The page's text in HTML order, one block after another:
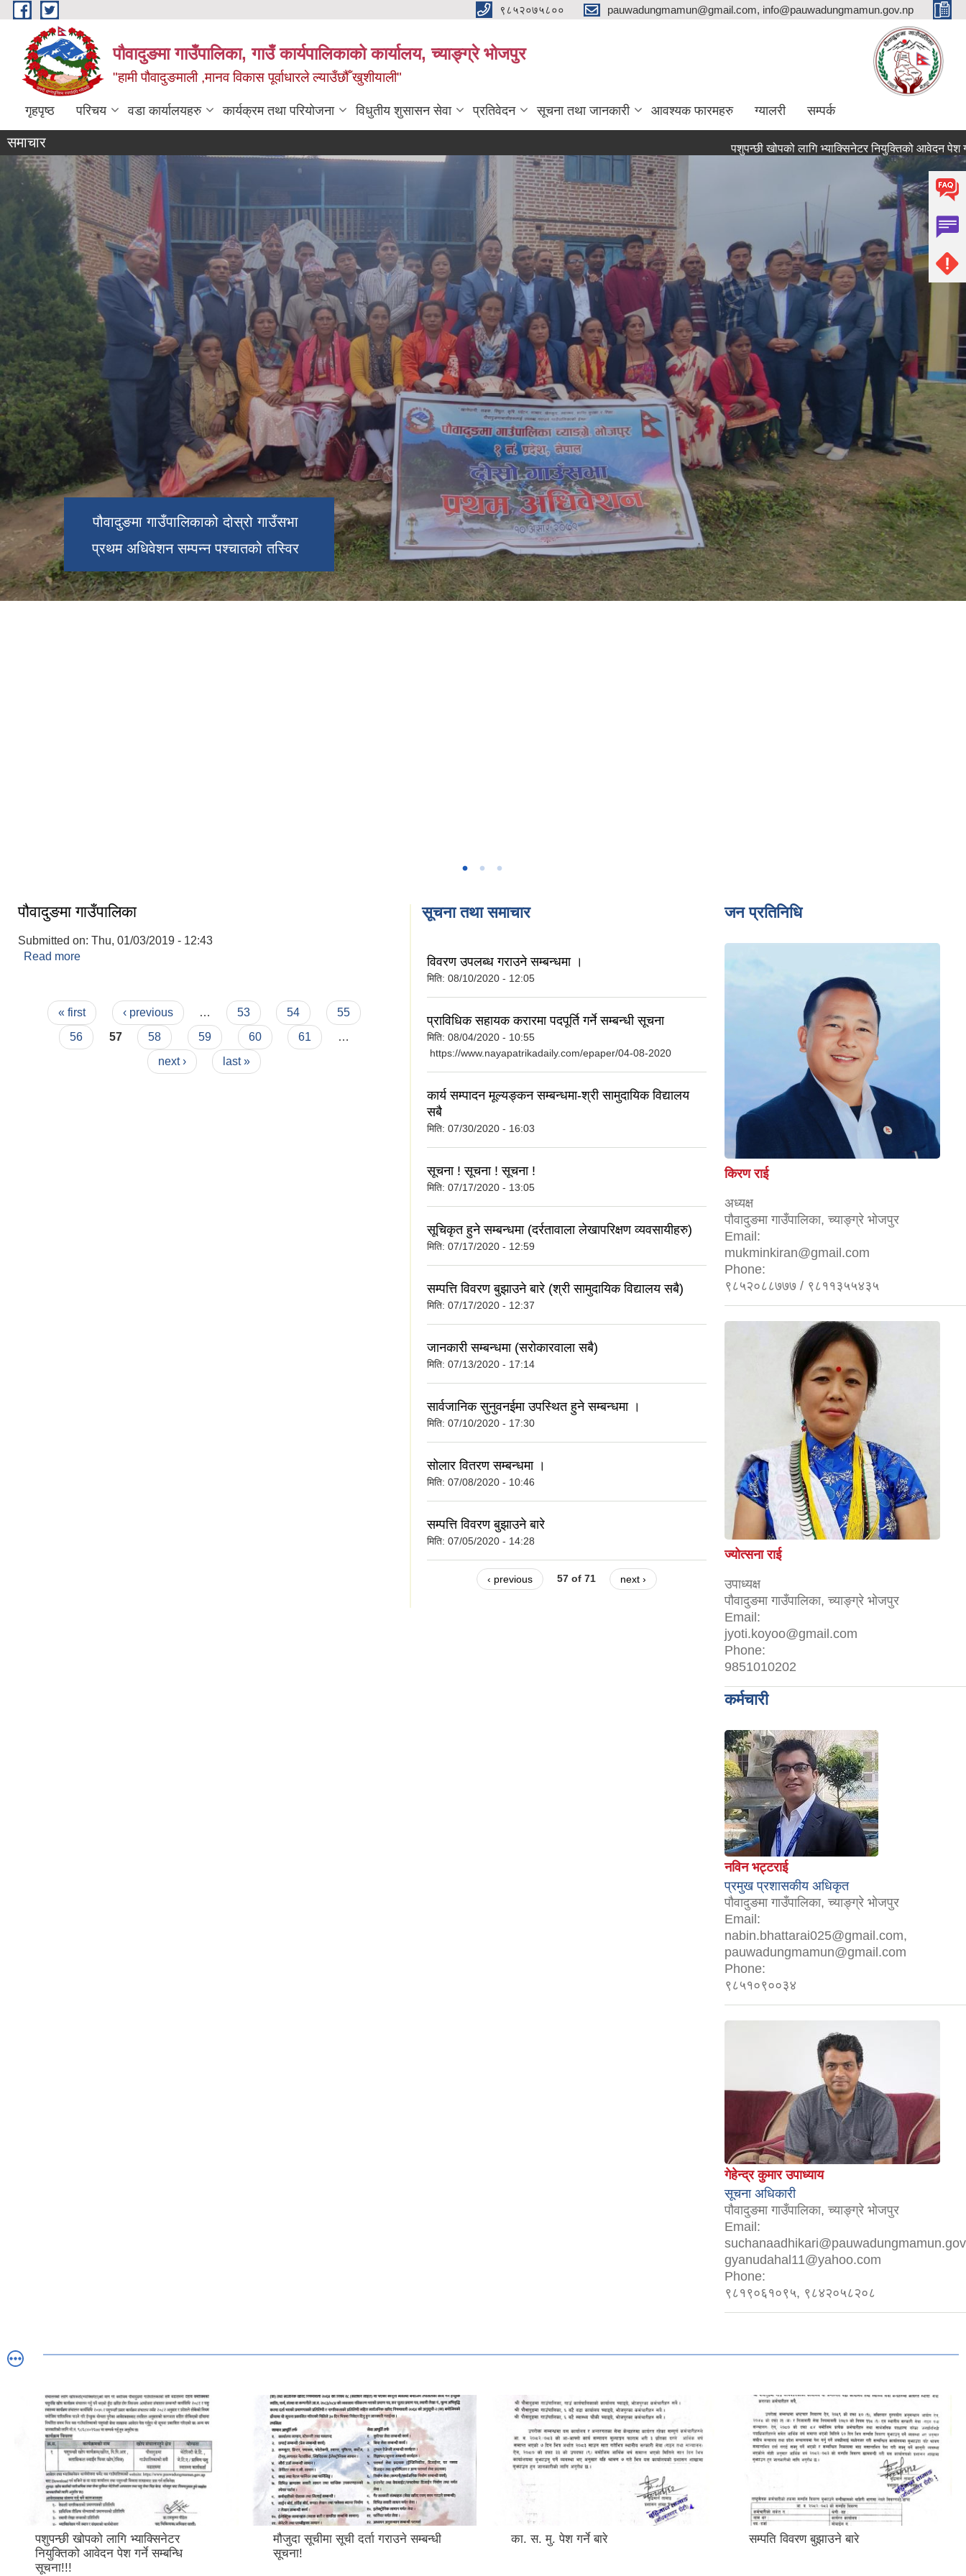
Skip to main content ९८५२०७५८०० pauwadungmamun@gmail.com, info@pauwadungmamun.gov.np
पौवादुङमा गाउँपालिका, गाउँ कार्यपालिकाको कार्यालय, च्याङ्ग्रे भोजपुर
"हामी पौवादुङमाली ,मानव विकास पूर्वाधारले ल्याउँछौँ खुशीयाली"
गृहपृष्ठ परिचय वडा कार्यालयहरु कार्यक्रम तथा परियोजना विधुतीय शुसासन सेवा प्रतिवेदन सूचना तथा जानकारी आवश्यक फारमहरु ग्यालरी सम्पर्क
समाचार पशुपन्छी खोपको लागि भ्याक्सिनेटर नियुक्तिको आवेदन पेश गर्ने
पौवादुङमा गाउँपालिकाको दोस्रो गाउँसभा
प्रथम अधिवेशन सम्पन्न पश्चातको तस्विर
च्याङ्ग्रे पोखरी।
पौवादुङमा गाउँपालिका
Submitted on: Thu, 01/03/2019 - 12:43
Read more
Pages
« first ‹ previous … 53 54
55
56
57 58 59 60 61
…
next ›
last »
सूचना तथा समाचार
विवरण उपलब्ध गराउने सम्बन्धमा ।
मिति: 08/10/2020 - 12:05
प्राविधिक सहायक करारमा पदपूर्ति गर्ने सम्बन्धी सूचना
मिति: 08/04/2020 - 10:55
https://www.nayapatrikadaily.com/epaper/04-08-2020
कार्य सम्पादन मूल्यङ्कन सम्बन्धमा-श्री सामुदायिक विद्यालय
सबै
मिति: 07/30/2020 - 16:03
सूचना ! सूचना ! सूचना !
मिति: 07/17/2020 - 13:05
सूचिकृत हुने सम्बन्धमा (दर्रतावाला लेखापरिक्षण व्यवसायीहरु)
मिति: 07/17/2020 - 12:59
सम्पत्ति विवरण बुझाउने बारे (श्री सामुदायिक विद्यालय सबै)
मिति: 07/17/2020 - 12:37
जानकारी सम्बन्धमा (सरोकारवाला सबै)
मिति: 07/13/2020 - 17:14
सार्वजानिक सुनुवनईमा उपस्थित हुने सम्बन्धमा ।
मिति: 07/10/2020 - 17:30
सोलार वितरण सम्बन्धमा ।
मिति: 07/08/2020 - 10:46
सम्पत्ति विवरण बुझाउने बारे
मिति: 07/05/2020 - 14:28
‹ previous 57 of 71 next ›
जन प्रतिनिधि
किरण राई
अध्यक्ष
पौवादुङमा गाउँपालिका, च्याङ्ग्रे भोजपुर
Email:
mukminkiran@gmail.com
Phone:
९८५२०८८७७७ / ९८११३५५४३५
ज्योत्सना राई
उपाध्यक्ष
पौवादुङमा गाउँपालिका, च्याङ्ग्रे भोजपुर
Email:
jyoti.koyoo@gmail.com
Phone:
9851010202
कर्मचारी
नविन भट्टराई
प्रमुख प्रशासकीय अधिकृत
पौवादुङमा गाउँपालिका, च्याङ्ग्रे भोजपुर
Email:
nabin.bhattarai025@gmail.com,
pauwadungmamun@gmail.com
Phone:
९८५१०९००३४
गेहेन्द्र कुमार उपाध्याय
सूचना अधिकारी
पौवादुङमा गाउँपालिका, च्याङ्ग्रे भोजपुर
Email:
gyanudahal11@yahoo.com
Phone:
९८१९०६१०९५, ९८४२०५८२०८
पशुपन्छी खोपको लागि भ्याक्सिनेटर
नियुक्तिको आवेदन पेश गर्ने सम्बन्धि
सूचना!!!
मौजुदा सूचीमा सूची दर्ता गराउने सम्बन्धी
सूचना!
का. स. मु. पेश गर्ने बारे सम्पति विवरण बुझाउने बारे